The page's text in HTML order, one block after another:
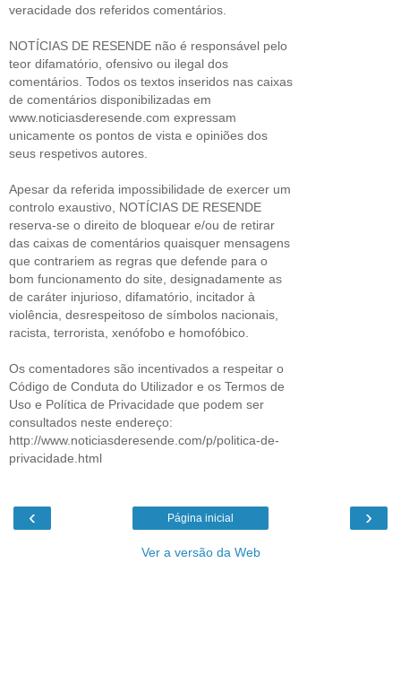
veracidade dos referidos comentários.
NOTÍCIAS DE RESENDE não é responsável pelo
teor difamatório, ofensivo ou ilegal dos
comentários. Todos os textos inseridos nas caixas
de comentários disponibilizadas em
www.noticiasderesende.com expressam
unicamente os pontos de vista e opiniões dos
seus respetivos autores.
Apesar da referida impossibilidade de exercer um
controlo exaustivo, NOTÍCIAS DE RESENDE
reserva-se o direito de bloquear e/ou de retirar
das caixas de comentários quaisquer mensagens
que contrariem as regras que defende para o
bom funcionamento do site, designadamente as
de caráter injurioso, difamatório, incitador à
violência, desrespeitoso de símbolos nacionais,
racista, terrorista, xenófobo e homofóbico.
Os comentadores são incentivados a respeitar o
Código de Conduta do Utilizador e os Termos de
Uso e Política de Privacidade que podem ser
consultados neste endereço:
http://www.noticiasderesende.com/p/politica-de-
privacidade.html
‹ ›
Página inicial
Ver a versão da Web